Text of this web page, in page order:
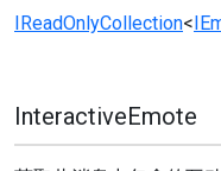
IReadOnlyCollection<
InteractiveEmote